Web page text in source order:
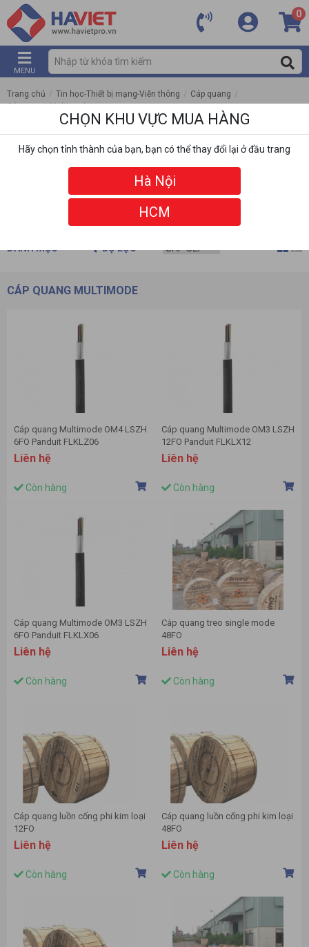
0
MENU
Trang chủ / Tin học-Thiết bị mạng-Viễn thông / Cáp quang /
Cáp quang Multimode
DANH MỤC BỘ LỌC
CÁP QUANG MULTIMODE
Cáp quang Multimode OM4 LSZH
6FO Panduit FLKLZ06
Liên hệ
Còn hàng
Cáp quang Multimode OM3 LSZH
12FO Panduit FLKLX12
Liên hệ
Còn hàng
Cáp quang Multimode OM3 LSZH
6FO Panduit FLKLX06
Liên hệ
Còn hàng
Cáp quang treo single mode
48FO
Liên hệ
Còn hàng
Cáp quang luồn cống phi kim loại
12FO
Liên hệ
Còn hàng
Cáp quang luồn cống phi kim loại
48FO
Liên hệ
Còn hàng
CHỌN KHU VỰC MUA HÀNG
Hãy chọn tỉnh thành của bạn, bạn có thể thay đổi lại ở đầu trang
Hà Nội
HCM